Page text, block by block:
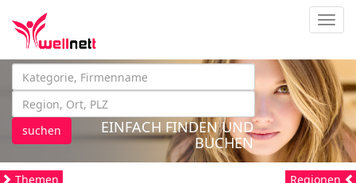
suchen
EINFACH FINDEN UND
BUCHEN
Themen
Regionen